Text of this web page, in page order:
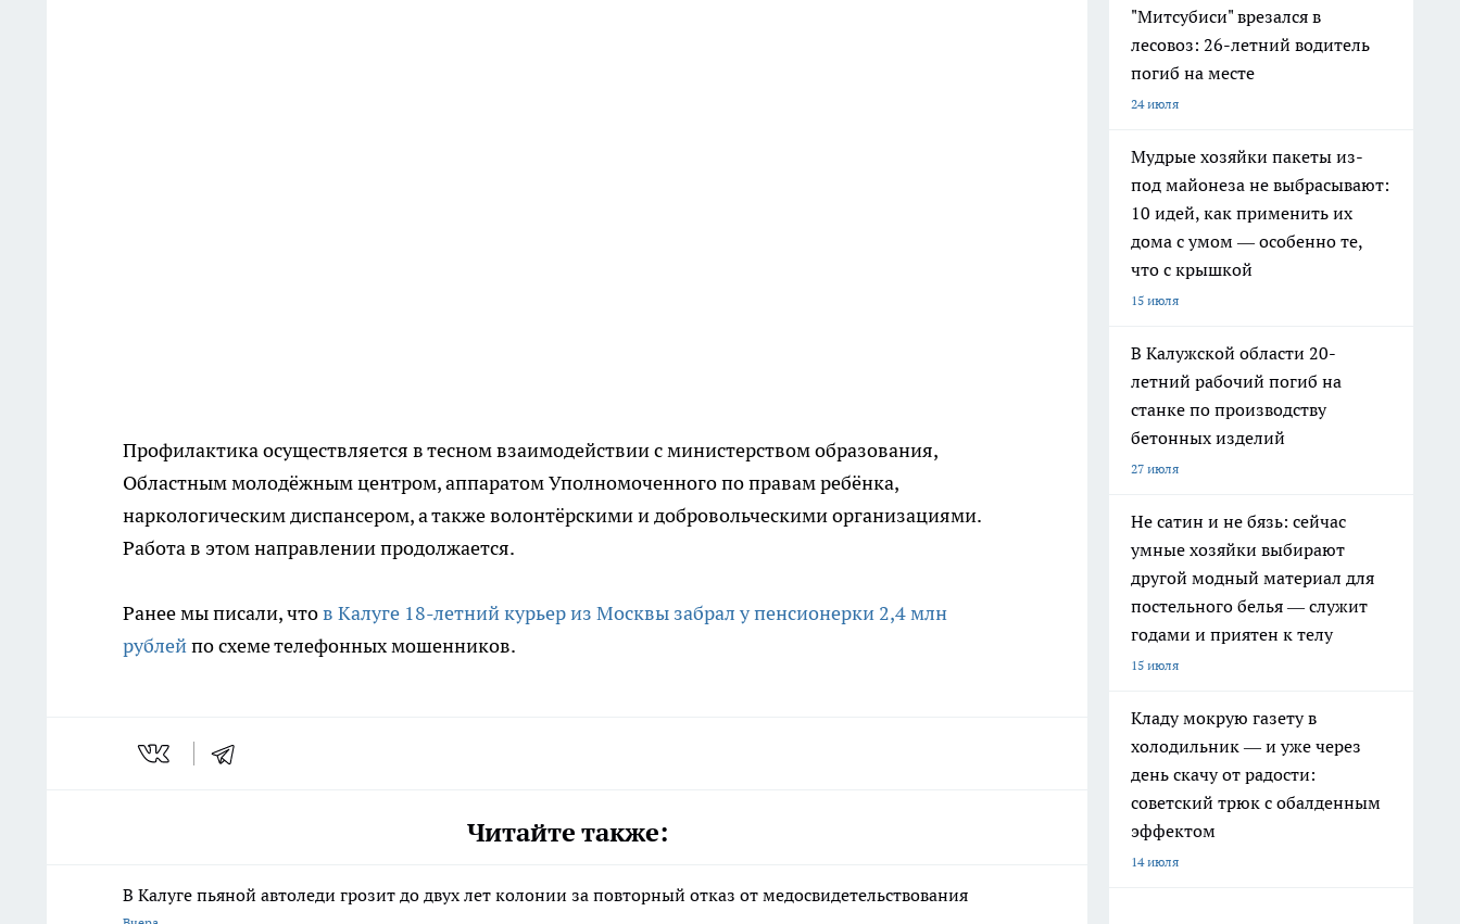
Профилактика осуществляется в тесном взаимодействии с министерством образования,
Областным молодёжным центром, аппаратом Уполномоченного по правам ребёнка,
наркологическим диспансером, а также волонтёрскими и добровольческими организациями.
Работа в этом направлении продолжается.
Ранее мы писали, чтов Калуге 18-летний курьер из Москвы забрал у пенсионерки 2,4 млн
рублейпо схеме телефонных мошенников.
Читайте также:
В Калуге пьяной автоледи грозит до двух лет колонии за повторный отказ от медосвидетельствования
"Митсубиси" врезался в
лесовоз: 26-летний водитель
погиб на месте
24 июля
Мудрые хозяйки пакеты из-
под майонеза не выбрасывают:
10 идей, как применить их
дома с умом — особенно те,
что с крышкой
15 июля
В Калужской области 20-
летний рабочий погиб на
станке по производству
бетонных изделий
27 июля
Не сатин и не бязь: сейчас
умные хозяйки выбирают
другой модный материал для
постельного белья — служит
годами и приятен к телу
15 июля
Кладу мокрую газету в
холодильник — и уже через
день скачу от радости:
советский трюк с обалденным
эффектом
14 июля